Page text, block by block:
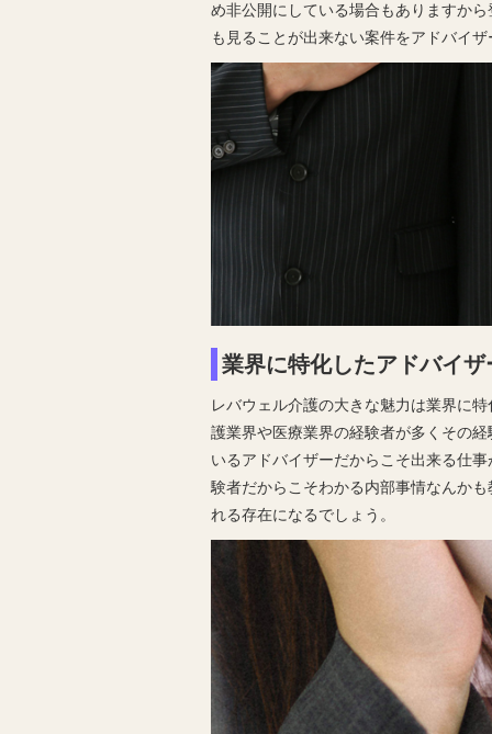
め非公開にしている場合もありますか
も見ることが出来ない案件をアドバイ
業界に特化したアドバイザ
レバウェル介護の大きな魅力は業界に
護業界や医療業界の経験者が多くその
いるアドバイザーだからこそ出来る仕
験者だからこそわかる内部事情なんか
れる存在になるでしょう。